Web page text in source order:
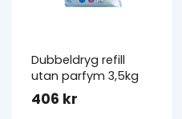
Dubbeldryg refill
utan parfym 3,5kg
406 kr